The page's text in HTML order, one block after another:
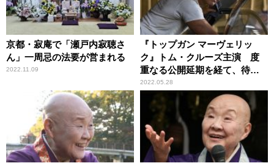
京都・寂庵で「瀬戸内寂聴さ
ん」一周忌の法要が営まれる
2022.11.09
『トップガン マーヴェリッ
ク』トム・クルーズ主演 度
重なる公開延期を経て、待望
のスクリーンへ
2022.05.28